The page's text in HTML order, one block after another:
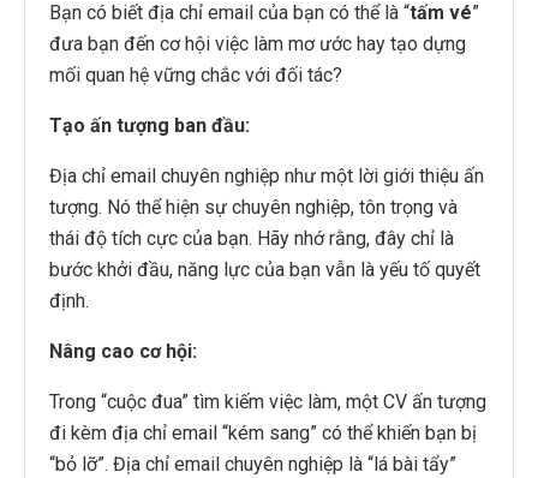
Bạn có biết địa chỉ email của bạn có thể là “tấm vé”
đưa bạn đến cơ hội việc làm mơ ước hay tạo dựng
mối quan hệ vững chắc với đối tác?
Tạo ấn tượng ban đầu:
Địa chỉ email chuyên nghiệp như một lời giới thiệu ấn
tượng. Nó thể hiện sự chuyên nghiệp, tôn trọng và
thái độ tích cực của bạn. Hãy nhớ rằng, đây chỉ là
bước khởi đầu, năng lực của bạn vẫn là yếu tố quyết
định.
Nâng cao cơ hội:
Trong “cuộc đua” tìm kiếm việc làm, một CV ấn tượng
đi kèm địa chỉ email “kém sang” có thể khiến bạn bị
“bỏ lỡ”. Địa chỉ email chuyên nghiệp là “lá bài tẩy”